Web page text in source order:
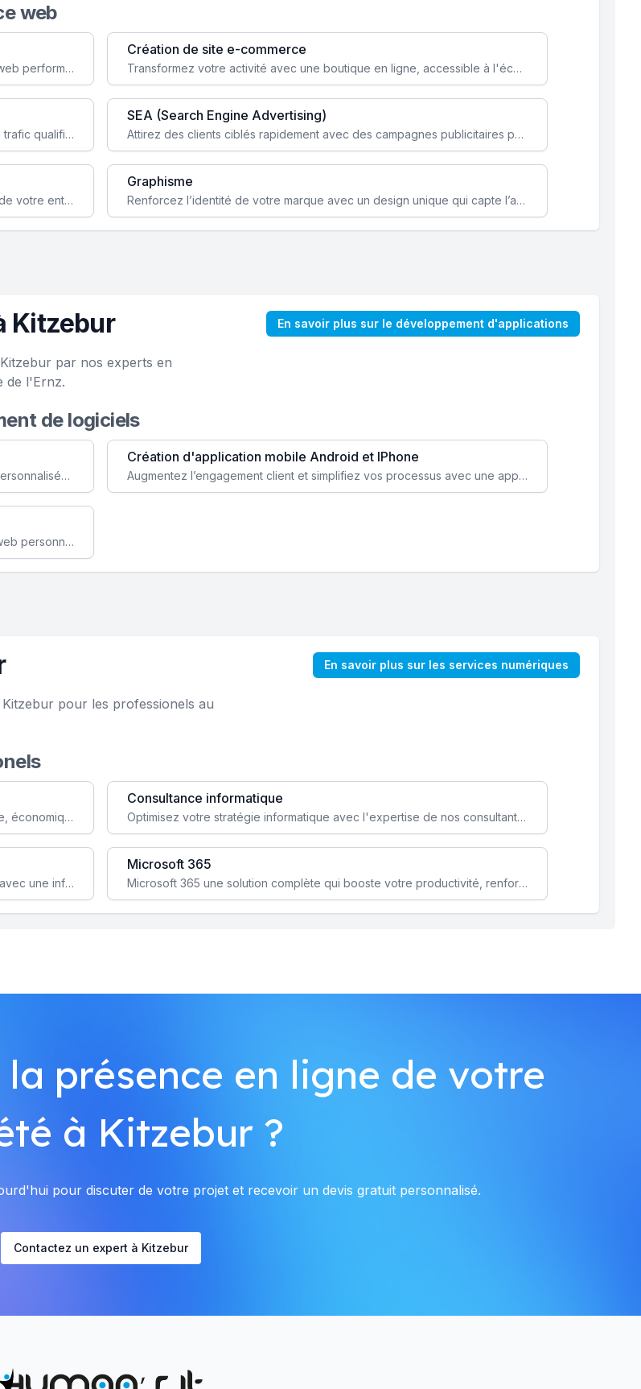
web
Augmentez votre visibilité et crédibilité en ligne avec un site web performant, conçu pour attirer plus de clients.
Création de site e-commerce
Transformez votre activité avec une boutique en ligne, accessible à l'échelle mondiale 24/7.
Boostez la visibilité de votre site web sur Google et attirez du trafic qualifié grâce à nos stratégies SEO.
SEA (Search Engine Advertising)
Attirez des clients ciblés rapidement avec des campagnes publicitaires payantes optimisées pour vos objectifs.
Augmentez votre notoriété en ligne et stimulez la croissance de votre entreprise grâce à une stratégie sociale sur mesure.
Graphisme
Renforcez l’identité de votre marque avec un design unique qui capte l’attention et engage vos clients.
Kitzebur En savoir plus sur le développement d'applications
par nos experts en
de l'Ernz.
de logiciels
Faites évoluer votre business avec des solutions logicielles personnalisées, parfaitement adaptées à vos besoins spécifiques.
Création d'application mobile Android et IPhone
Augmentez l’engagement client et simplifiez vos processus avec une application mobile sur mesure, disponible sur iOS et Android.
Améliorez l'efficacité de votre société avec une application web personnalisée accessible partout et tout le temps.
En savoir plus sur les services numériques
pour les professionels au
Simplifiez votre communication avec une solution VoIP flexible, économique et adaptée à vos besoins professionnels.
Consultance informatique
Optimisez votre stratégie informatique avec l'expertise de nos consultants pour améliorer votre efficacité et sécurité.
Garantissez la stabilité et la performance de votre entreprise avec une infrastructure IT sécurisée et évolutive.
Microsoft 365
Microsoft 365 une solution complète qui booste votre productivité, renforce la sécurité de vos données et facilite la collaboration.
présence en ligne de votre
à Kitzebur ?
pour discuter de votre projet et recevoir un devis gratuit personnalisé.
Contactez un expert à Kitzebur